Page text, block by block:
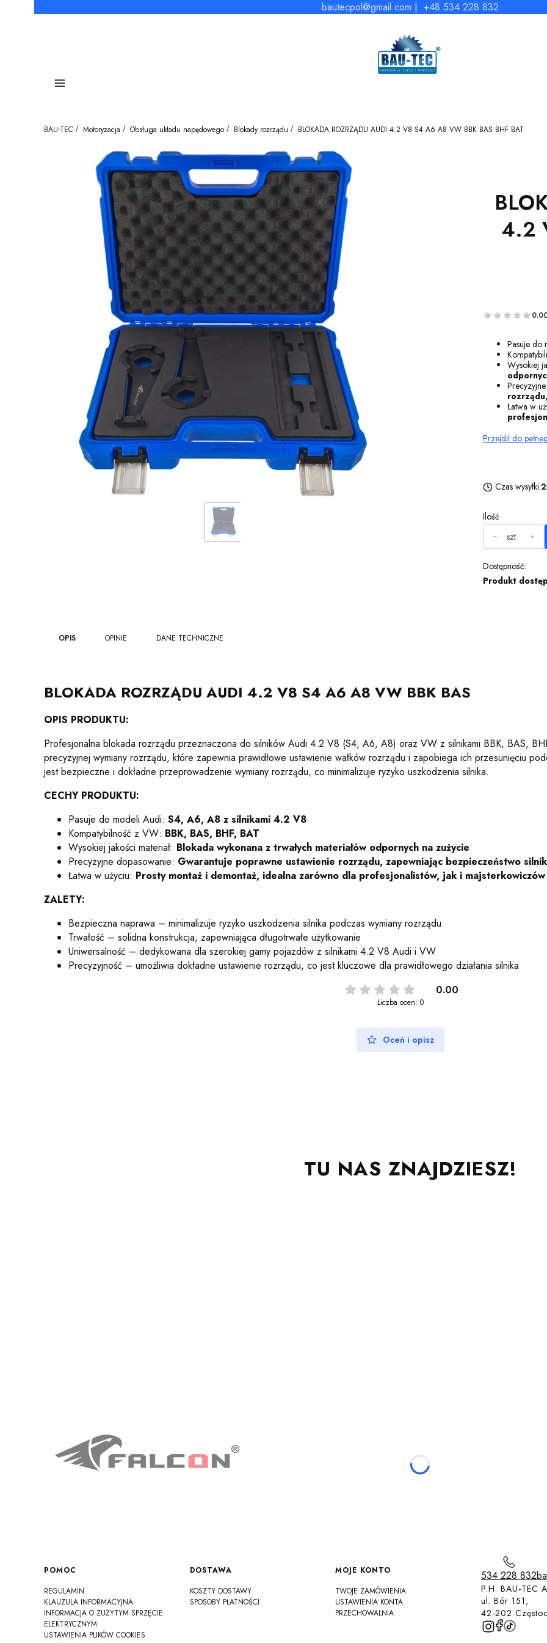
bautecpol@gmail.com | +48 534 228 832
Menu
BAU-TEC Motoryzacja Obsługa układu napędowego Blokady rozrządu BLOKADA ROZRZĄDU AUDI 4.2 V8 S4 A6 A8 VW BBK BAS BHF BAT
4.2
Pasuje do
Wysokiej
Łatwa w
Przejdź do
Czas wysyłki:
Ilość
szt.
Dostępność:
Produkt
OPIS OPINIE DANE TECHNICZNE
BLOKADA ROZRZĄDU AUDI 4.2 V8 S4 A6 A8 VW BBK BAS
OPIS PRODUKTU:
Profesjonalna blokada rozrządu przeznaczona do silników Audi 4.2 V8 (S4, A6, A8) oraz VW z silnikami BBK, BAS,
precyzyjnej wymiany rozrządu, które zapewnia prawidłowe ustawienie wałków rozrządu i zapobiega ich przesunięciu
jest bezpieczne i dokładne przeprowadzenie wymiany rozrządu, co minimalizuje ryzyko uszkodzenia silnika.
CECHY PRODUKTU:
Pasuje do modeli Audi: S4, A6, A8 z silnikami 4.2 V8
Kompatybilność z VW: BBK, BAS, BHF, BAT
Wysokiej jakości materiał: Blokada wykonana z trwałych materiałów odpornych na zużycie
Precyzyjne dopasowanie: Gwarantuje poprawne ustawienie rozrządu, zapewniając bezpieczeństwo
Łatwa w użyciu: Prosty montaż i demontaż, idealna zarówno dla profesjonalistów, jak i majsterkowiczów
ZALETY:
Bezpieczna naprawa – minimalizuje ryzyko uszkodzenia silnika podczas wymiany rozrządu
Trwałość – solidna konstrukcja, zapewniająca długotrwałe użytkowanie
Uniwersalność – dedykowana dla szerokiej gamy pojazdów z silnikami 4.2 V8 Audi i VW
Precyzyjność – umożliwia dokładne ustawienie rozrządu, co jest kluczowe dla prawidłowego działania silnika
0.00
Liczba ocen: 0
Oceń i opisz
TU NAS ZNAJDZIESZ!
Linki w stopce
POMOC
REGULAMIN
KLAUZULA INFORMACYJNA
INFORMACJA O ZUŻYTYM SPRZĘCIE
ELEKTRYCZNYM
USTAWIENIA PLIKÓW COOKIES
DOSTAWA
KOSZTY DOSTAWY
SPOSOBY PŁATNOŚCI
MOJE KONTO
TWOJE ZAMÓWIENIA
USTAWIENIA KONTA
PRZECHOWALNIA
534 228 832
P.H. BAU-TEC
ul. Bór 151,
42-202